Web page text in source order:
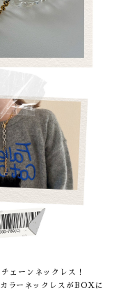
ェーンネックレス！
ラーネックレスがBOXに